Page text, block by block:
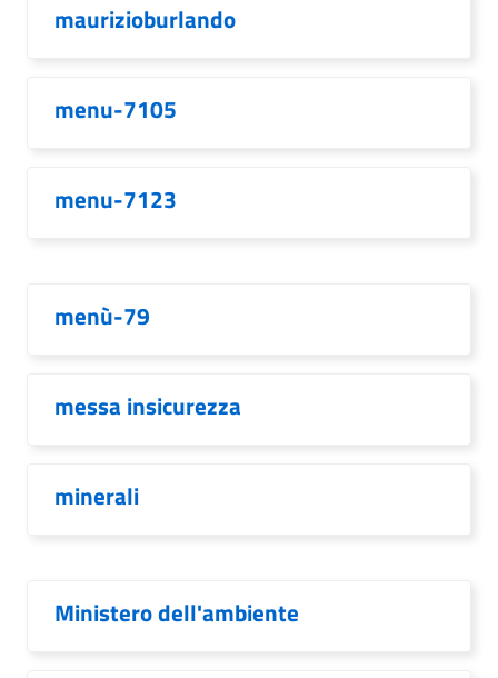
maurizioburlando
menu-7105
menu-7123
menù-79
messa insicurezza
minerali
Ministero dell'ambiente